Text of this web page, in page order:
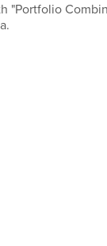
"Portfolio